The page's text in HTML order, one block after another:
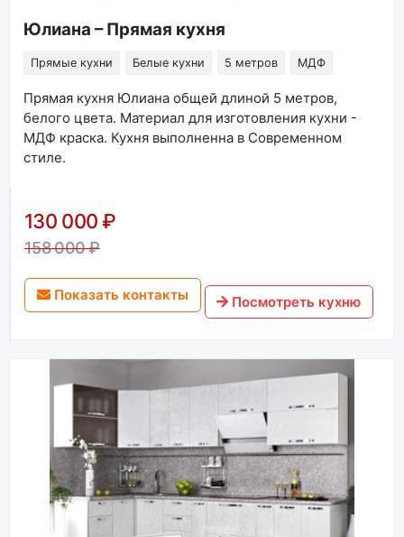
Юлиана – Прямая кухня
Прямые кухни Белые кухни 5 метров МДФ
Прямая кухня Юлиана общей длиной 5 метров,
белого цвета. Материал для изготовления кухни -
МДФ краска. Кухня выполненна в Современном
стиле.
130 000 ₽
158 000 ₽
Показать контакты Посмотреть кухню